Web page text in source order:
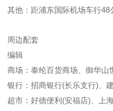
其他：距浦东国际机场车行
周边配套
编辑
商场：泰纶百货商场、御
银行：招商银行(长乐支行)、
超市：好德便利(安福店)、